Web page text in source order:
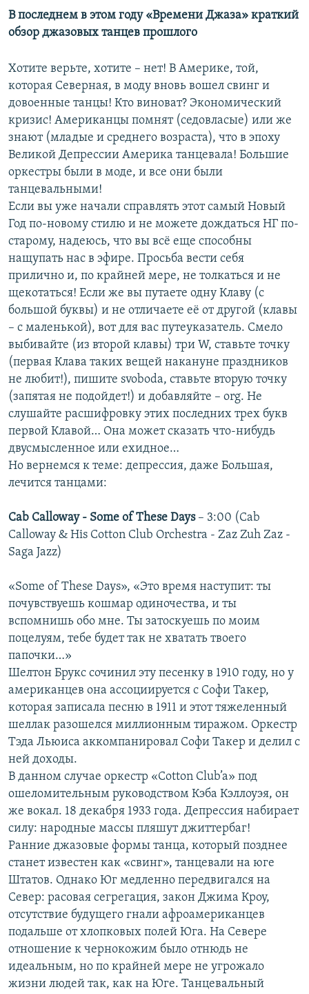
Все сайты РСЕ/РС
В последнем в этом году «Времени Джаза» краткий
обзор джазовых танцев прошлого
Хотите верьте, хотите – нет! В Америке, той,
которая Северная, в моду вновь вошел свинг и
довоенные танцы! Кто виноват? Экономический
кризис! Американцы помнят (седовласые) или же
знают (младые и среднего возраста), что в эпоху
Великой Депрессии Америка танцевала! Большие
оркестры были в моде, и все они были
танцевальными!
Если вы уже начали справлять этот самый Новый
Год по-новому стилю и не можете дождаться НГ по-
старому, надеюсь, что вы всё еще способны
нащупать нас в эфире. Просьба вести себя
прилично и, по крайней мере, не толкаться и не
щекотаться! Если же вы путаете одну Клаву (с
большой буквы) и не отличаете её от другой (клавы
– с маленькой), вот для вас путеуказатель. Смело
выбивайте (из второй клавы) три W, ставьте точку
(первая Клава таких вещей накануне праздников
не любит!), пишите svoboda, ставьте вторую точку
(запятая не подойдет!) и добавляйте – org. Не
слушайте расшифровку этих последних трех букв
первой Клавой… Она может сказать что-нибудь
двусмысленное или ехидное…
Но вернемся к теме: депрессия, даже Большая,
лечится танцами:
Cab Calloway - Some of These Days– 3:00 (Cab
Calloway & His Cotton Club Orchestra - Zaz Zuh Zaz -
Saga Jazz)
«Some of These Days», «Это время наступит: ты
почувствуешь кошмар одиночества, и ты
вспомнишь обо мне. Ты затоскуешь по моим
поцелуям, тебе будет так не хватать твоего
папочки…»
Шелтон Брукс сочинил эту песенку в 1910 году, но у
американцев она ассоциируется с Софи Такер,
которая записала песню в 1911 и этот тяжеленный
шеллак разошелся миллионным тиражом. Оркестр
Тэда Льюиса аккомпанировал Софи Такер и делил с
ней доходы.
В данном случае оркестр «Cotton Club’a» под
ошеломительным руководством Кэба Кэллоуэя, он
же вокал. 18 декабря 1933 года. Депрессия набирает
силу: народные массы пляшут джиттербаг!
Ранние джазовые формы танца, который позднее
станет известен как «свинг», танцевали на юге
Штатов. Однако Юг медленно передвигался на
Север: расовая сегрегация, закон Джима Кроу,
отсутствие будущего гнали афроамериканцев
подальше от хлопковых полей Юга. На Севере
отношение к чернокожим было отнюдь не
идеальным, но по крайней мере не угрожало
жизни людей так, как на Юге. Танцевальный